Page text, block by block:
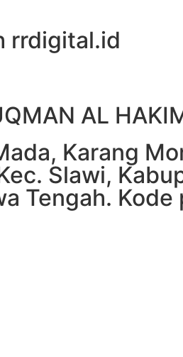
rrdigital.id
AL
Karang
Slawi,
Tengah. Kode